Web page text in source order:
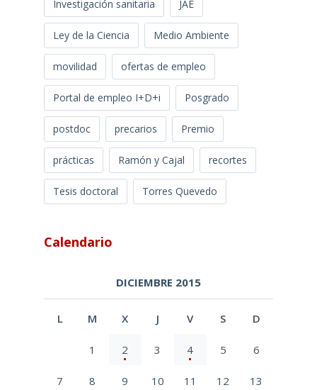
Investigación sanitaria JAE
Ley de la Ciencia Medio Ambiente
movilidad ofertas de empleo
Portal de empleo I+D+i Posgrado
postdoc precarios Premio
prácticas Ramón y Cajal recortes
Tesis doctoral Torres Quevedo
Calendario
DICIEMBRE 2015
L M X J V S D
1 2 3 4 5 6
7 8 9 10 11 12 13